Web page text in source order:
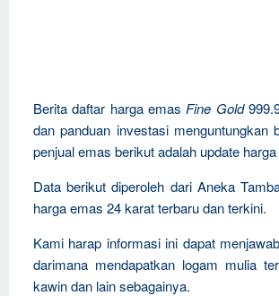
Berita daftar harga emas Fine Gold
dan panduan investasi
penjual emas berikut adalah update
Data berikut diperoleh dari Aneka
harga emas 24 karat terbaru dan terkini.
Kami harap informasi ini dapat
darimana mendapatkan logam mulia
kawin dan lain sebagainya.